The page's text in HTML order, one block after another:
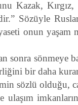
Kazak,
Sözüyle
onun yaşam
sönmeye
bir daha
sözlü olduğu,
ulaşım